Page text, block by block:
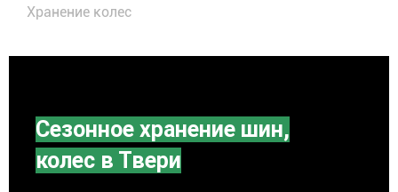
Хранение колес
Сезонное хранение шин,
колес в Твери